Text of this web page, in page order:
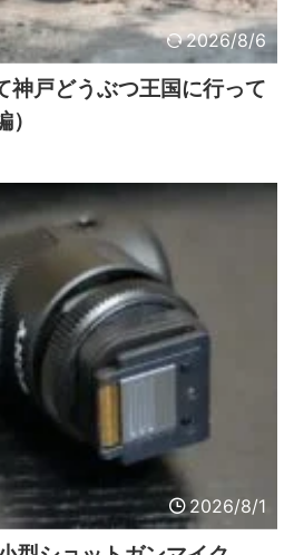
2026/8/6
神戸どうぶつ王国に行って
2026/8/1